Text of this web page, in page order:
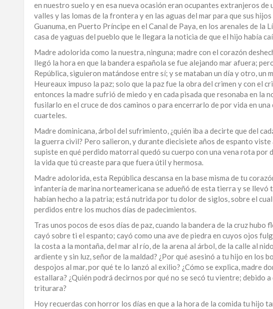
en nuestro suelo y en esa nueva ocasión eran ocupantes extranjeros de
valles y las lomas de la frontera y en las aguas del mar para que sus
Guanuma, en Puerto Príncipe en el Canal de Paya, en los arenales de la
casa de yaguas del pueblo que le llegara la noticia de que el hijo había
Madre adolorida como la nuestra, ninguna; madre con el corazón
llegó la hora en que la bandera española se fue alejando mar afuera;
República, siguieron matándose entre sí; y se mataban un día y otro,
Heureaux impuso la paz; solo que la paz fue la obra del crimen y con el
entonces la madre sufrió de miedo y en cada pisada que resonaba en la
fusilarlo en el cruce de dos caminos o para encerrarlo de por vida en
cuarteles.
Madre dominicana, árbol del sufrimiento, ¿quién iba a decirte que del
la guerra civil? Pero salieron, y durante diecisiete años de espanto
supiste en qué perdido matorral quedó su cuerpo con una vena rota
la vida que tú creaste para que fuera útil y hermosa.
Madre adolorida, esta República descansa en la base misma de tu
infantería de marina norteamericana se adueñó de esta tierra y se
habían hecho a la patria; está nutrida por tu dolor de siglos, sobre el
perdidos entre los muchos días de padecimientos.
Tras unos pocos de esos días de paz, cuando la bandera de la cruz
cayó sobre ti el espanto; cayó como una ave de piedra en cuyos ojos
la costa a la montaña, del mar al río, de la arena al árbol, de la calle al
ardiente y sin luz, señor de la maldad? ¿Por qué asesinó a tu hijo en los
despojos al mar, por qué te lo lanzó al exilio? ¿Cómo se explica, madre
estallara? ¿Quién podrá decirnos por qué no se secó tu vientre; debido
triturara?
Hoy recuerdas con horror los días en que a la hora de la comida tu hijo